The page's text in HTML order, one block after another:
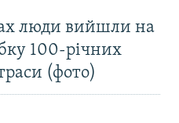
люди вийшли на
100-річних
(фото)